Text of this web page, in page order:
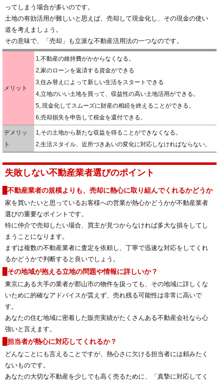
ってしまう場合が多いのです。
土地の有効活用が難しいと思えば、売却して現金化し、その現金の使い
道を考えましょう。
その意味で、「売却」も立派な不動産活用法の一つなのです。
メリット
1,不動産の維持費がかからなくなる。
2,家のローンを返済する資金ができる
3,住み替えによって新しい生活をスタートできる
4,立地のいい土地を買って、収益性の高い土地活用ができる。
5,.現金化してスムーズに財産の相続を終えることができる。
6,売却損失を申告して税金を還付できる。
デメリッ
ト
1,その土地から新たな収益を得ることができなくなる。
2,生活スタイル、近所づきあいの変化に対応しなければならない。
失敗しない不動産業者選びのポイント
不動産業者の規模よりも、売却に熱心に取り組んでくれるかどうか
家を買いたいと思っているお客様への営業が熱心かどうかが不動産業者
選びの重要なポイントです。
特に仲介で売却したい場合、買主が見つからなければ多大な損をしてし
まうことになります。
まずは複数の不動産業者に査定を依頼し、丁寧で迅速な対応をしてくれ
るかどうかで判断すると良いでしょう。
その地域が抱える立地の問題や情報に詳しいか？
東京にある大手の業者が郡山市の物件を扱っても、その地域に詳しくな
いために的確なアドバイスが貰えず、売れ残る可能性は非常に高いで
す。
あなたの住む地域に密着した販売実績がたくさんある不動産会社なら心
強いと言えます。
担当者が熱心に対応してくれるか？
どんなことにも言えることですが、熱心さに欠ける担当者には頼みたく
ないものです。
あなたの大切な不動産を少しでも高く売るために、「真摯に対応してく